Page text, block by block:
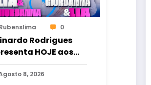
Rubenslima 0
Rodrigues
HOJE aos
quem
os seus
8, 2026